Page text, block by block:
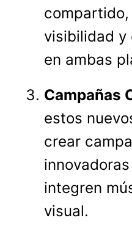
visibilidad y
en ambas
Campañas
estos
crear
integren
visual.